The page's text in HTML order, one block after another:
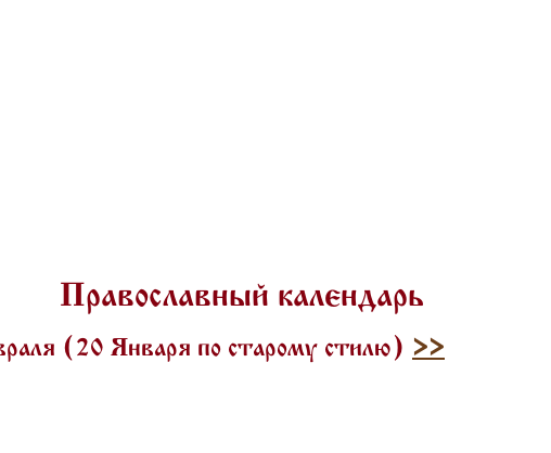
Православный календарь
(20 Января по старому стилю) >>